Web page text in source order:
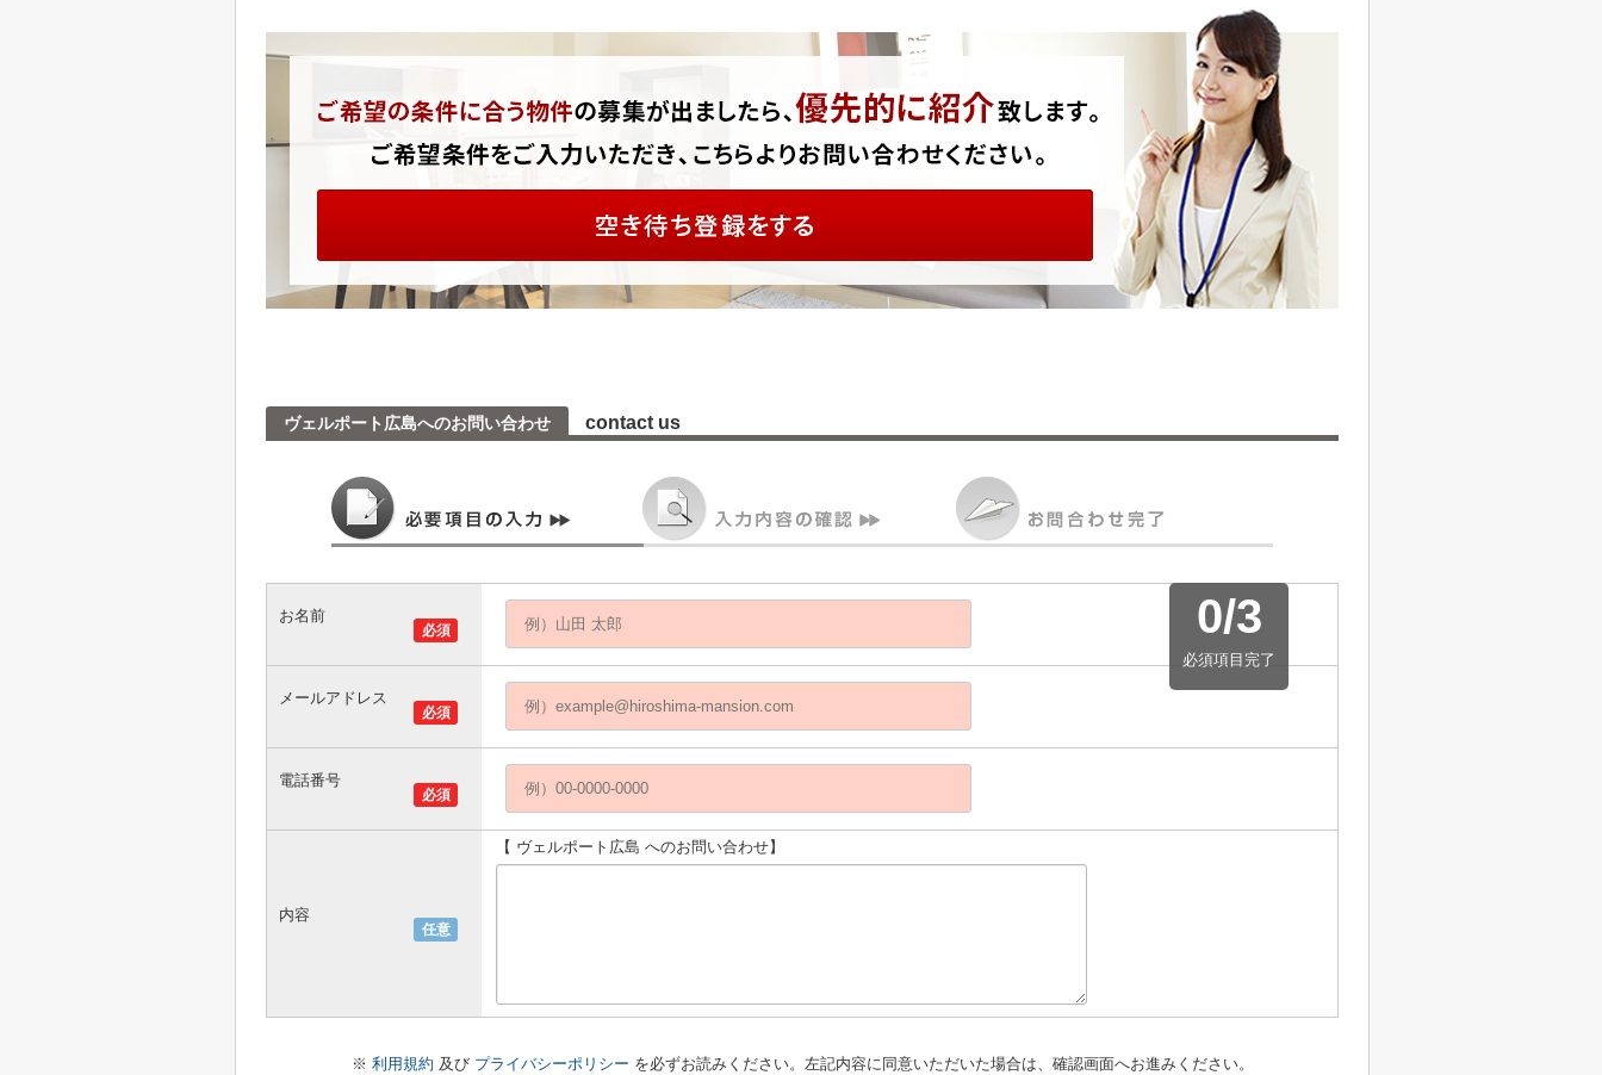
ヴェルポート広島へのお問い合わせ contact us
0/3
必須項目完了
必須
お名前
必須
メールアドレス
必須
電話番号
任意
内容
【 ヴェルポート広島 へのお問い合わせ】
※ 利用規約 及び プライバシーポリシー を必ずお読みください。左記内容に同意いただいた場合は、確認画面へお進みください。